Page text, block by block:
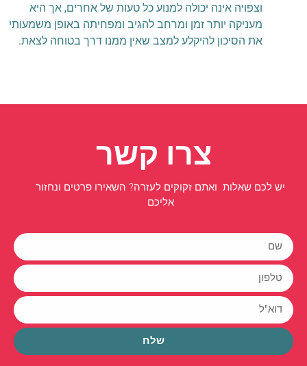
וצפויה אינה יכולה למנוע כל טעות של אחרים, אך היא
מעניקה יותר זמן ומרחב להגיב ומפחיתה באופן משמעותי
את הסיכון להיקלע למצב שאין ממנו דרך בטוחה לצאת.
צרו קשר
יש לכם שאלות ואתם זקוקים לעזרה? השאירו פרטים ונחזור
אליכם
שלח